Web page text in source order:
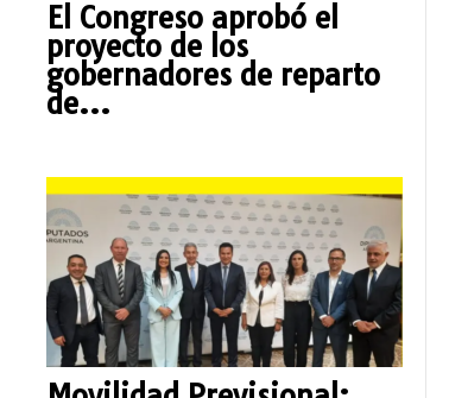
El Congreso aprobó el
proyecto de los
gobernadores de reparto
de...